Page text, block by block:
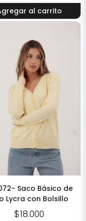
al carrito
Saco Básico de
Lycra con Bolsillo
$18.000